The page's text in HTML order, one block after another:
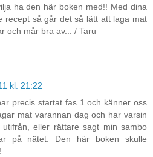
ha den här boken med!! Med dina
recept så går det så lätt att laga mat
och mår bra av... / Taru
kl. 21:22
precis startat fas 1 och känner oss
mat varannan dag och har varsin
eller rättare sagt min sambo
på nätet. Den här boken skulle